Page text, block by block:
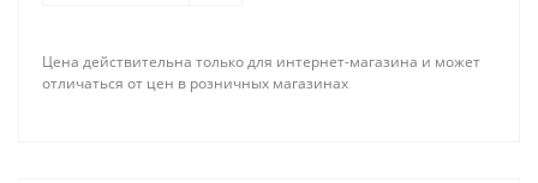
Цена действительна только для интернет-магазина и может
отличаться от цен в розничных магазинах